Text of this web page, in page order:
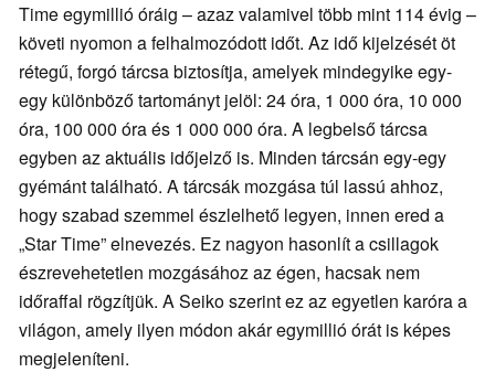
Time egymillió óráig – azaz valamivel több mint 114 évig –
követi nyomon a felhalmozódott időt. Az idő kijelzését öt
rétegű, forgó tárcsa biztosítja, amelyek mindegyike egy-
egy különböző tartományt jelöl: 24 óra, 1 000 óra, 10 000
óra, 100 000 óra és 1 000 000 óra. A legbelső tárcsa
egyben az aktuális időjelző is. Minden tárcsán egy-egy
gyémánt található. A tárcsák mozgása túl lassú ahhoz,
hogy szabad szemmel észlelhető legyen, innen ered a
„Star Time” elnevezés. Ez nagyon hasonlít a csillagok
észrevehetetlen mozgásához az égen, hacsak nem
időraffal rögzítjük. A Seiko szerint ez az egyetlen karóra a
világon, amely ilyen módon akár egymillió órát is képes
megjeleníteni.